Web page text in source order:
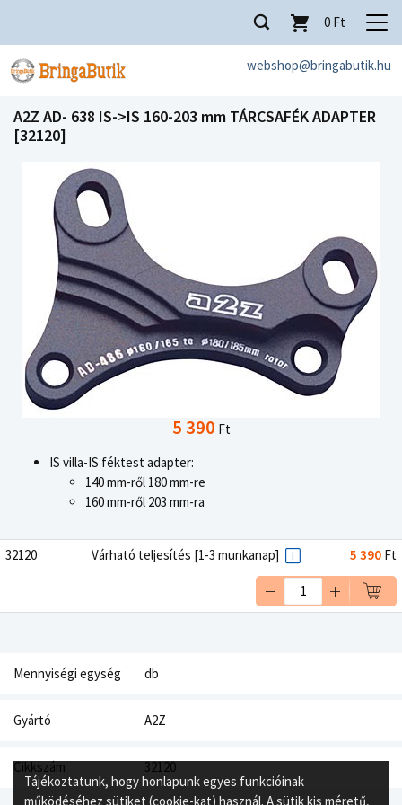
webshop@bringabutik.hu
0 Ft
A2Z AD- 638 IS->IS 160-203 mm TÁRCSAFÉK ADAPTER
[32120]
5 390 Ft
IS villa-IS féktest adapter:
140 mm-ről 180 mm-re
160 mm-ről 203 mm-ra
32120 Várható teljesítés [1-3 munkanap] 5 390 Ft
Mennyiségi egység db
Gyártó A2Z
Cikkszám
32120
Tájékoztatunk, hogy honlapunk egyes funkcióinak
működéséhez sütiket (cookie-kat) használ. A sütik kis méretű,